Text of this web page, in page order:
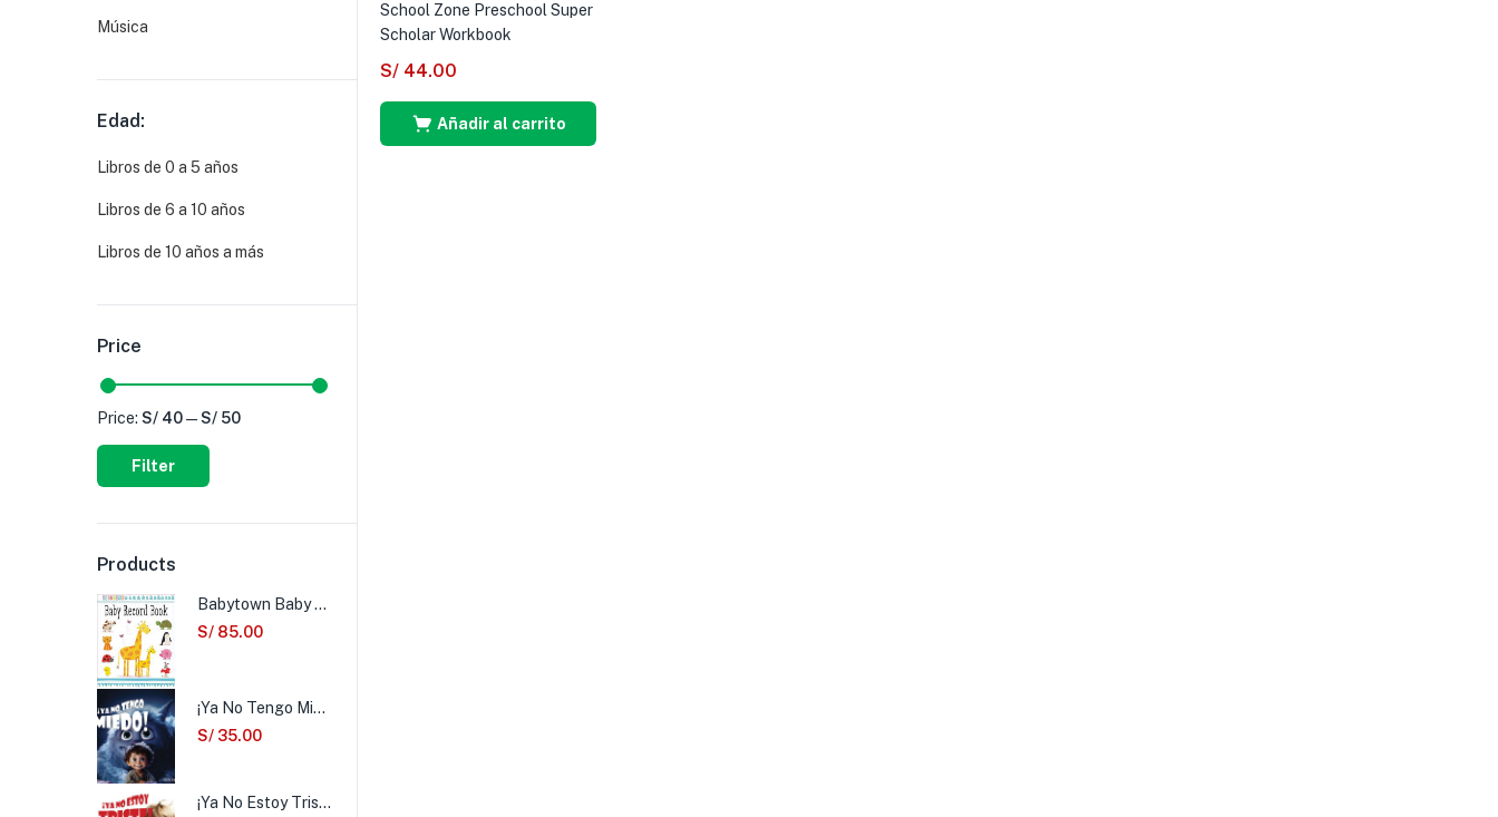
School Zone Preschool Super
Scholar Workbook
S/ 44.00
Añadir al carrito
Música
Edad:
Libros de 0 a 5 años
Libros de 6 a 10 años
Libros de 10 años a más
Price
Filter
Price: S/ 40—S/ 50
Products
Babytown Baby Record Book
S/ 85.00
¡Ya No Tengo Miedo!
S/ 35.00
¡Ya No Estoy Triste!